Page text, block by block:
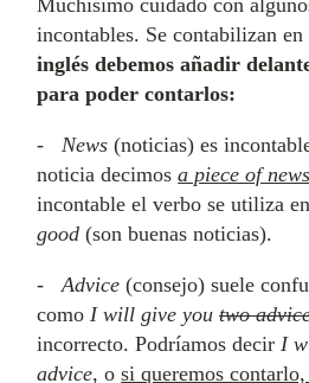
Muchísimo cuidado con
incontables. Se contabilizan
inglés debemos añadir
para poder contarlos:
-News (noticias) es
noticia decimosa piece of news
incontable el verbo se utiliza
good (son buenas noticias).
-Advice (consejo) suele
como I will give youtwo
incorrecto. Podríamos decirI
advice, osi queremos